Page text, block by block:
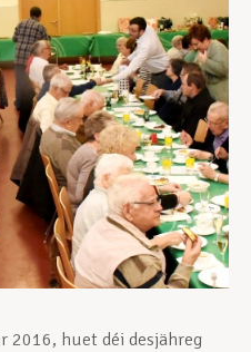
2016, huet déi desjähreg